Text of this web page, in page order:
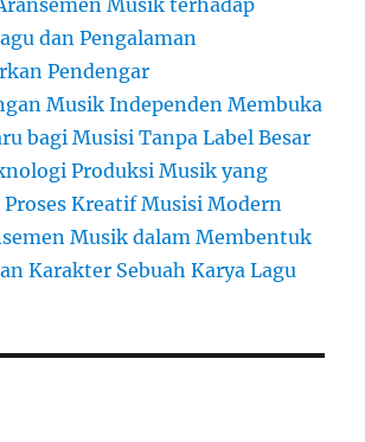
dan Pengalaman
Pendengar
Musik Independen Membuka
bagi Musisi Tanpa Label Besar
Produksi Musik yang
Kreatif Musisi Modern
Musik dalam Membentuk
Karakter Sebuah Karya Lagu